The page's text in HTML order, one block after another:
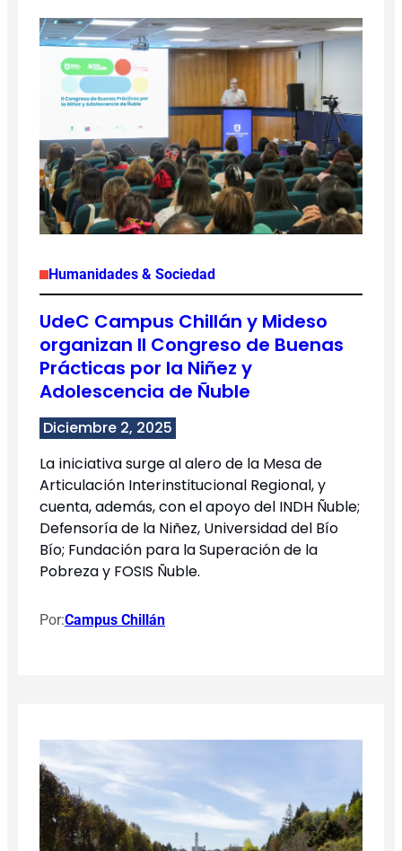
Humanidades & Sociedad
UdeC Campus Chillán y Mideso
organizan II Congreso de Buenas
Prácticas por la Niñez y
Adolescencia de Ñuble
Diciembre 2, 2025
La iniciativa surge al alero de la Mesa de
Articulación Interinstitucional Regional, y
cuenta, además, con el apoyo del INDH Ñuble;
Defensoría de la Niñez, Universidad del Bío
Bío; Fundación para la Superación de la
Pobreza y FOSIS Ñuble.
Por:Campus Chillán